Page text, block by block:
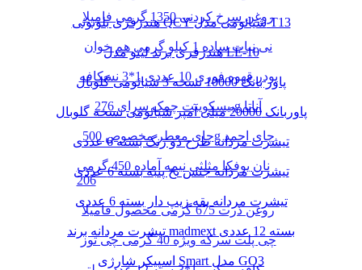
روغن سرخ کردنی 1350 گرمی فامیلا
نی نبات ساده 1 کیلو گرمی هم خوان
پودر قهوه فوری 10 عددی 1*3 نسکافه
بیسکوییت چمک سرای 276g آناتا
چای معطر مخصوص 500g چای احمد
نان یوفکا مثلثی نیمه آماده 450 گرمی
206
روغن ذرت 675 گرمی محصول فامیلا
چی پلت سرکه ویژه 40 گرمی چی توز
هندزفری بلوتوثی QCY شیائومی مدل T13
هندزفری برند لیتو مدل LE-10
پاور بانک 10000 نسخه 3 شیائومی گلوبال
پاوربانک 20000 میلی آمپر شیائومی نسخه گلوبال
تیشرت مردانه طرح دو رنگ بسته 6 عددی
تیشرت مردانه جنس نخ پنبه بسته 6 عددی
تیشرت مردانه یقه زیپ دار بسته 6 عددی
تیشرت مردانه برند madmext بسته 12 عددی
اسپیکر شارژی Smart مدل GO3